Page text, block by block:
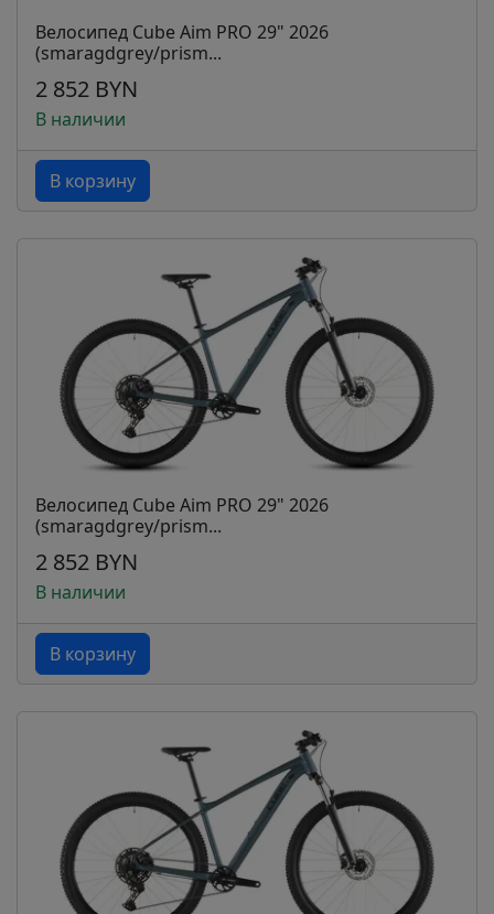
Велосипед Cube Aim PRO 29" 2026
(smaragdgrey/prism...
2 852 BYN
В наличии
В корзину
Велосипед Cube Aim PRO 29" 2026
(smaragdgrey/prism...
2 852 BYN
В наличии
В корзину